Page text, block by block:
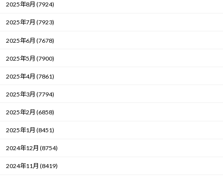
2025年8月 (7924)
2025年7月 (7923)
2025年6月 (7678)
2025年5月 (7900)
2025年4月 (7861)
2025年3月 (7794)
2025年2月 (6858)
2025年1月 (8451)
2024年12月 (8754)
2024年11月 (8419)